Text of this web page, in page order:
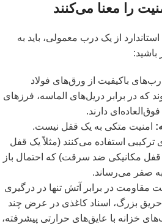
را معنا می‌کنند
از یک درب معمولی، باید به
باکیفیت از ورق‌های فولاد
در برابر دریل‌های الماسه، فرزهای
دارند.
امنیت متکی به یک قفل نیست.
استفاده می‌کنند (مثلاً یک قفل
قفل مکانیکی ضد سرقت) که احتمال باز
صفر می‌رساند.
مقاومت در برابر آتش تنها در درگیری
حریق بزرگ، اسناد کاغذی در عرض چند
خزانه با عایق‌های حرارتی پیشرفته،